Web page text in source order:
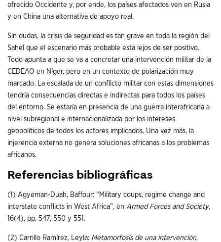
ofrecido Occidente y, por ende, los países afectados ven en Rusia
y en China una alternativa de apoyo real.
Sin dudas, la crisis de seguridad es tan grave en toda la región del
Sahel que el escenario más probable está lejos de ser positivo.
Todo apunta a que se va a concretar una intervención militar de la
CEDEAO en Níger, pero en un contexto de polarización muy
marcado. La escalada de un conflicto militar con estas dimensiones
tendría consecuencias directas e indirectas para todos los países
del entorno. Se estaría en presencia de una guerra interafricana a
nivel subregional e internacionalizada por los intereses
geopolíticos de todos los actores implicados. Una vez más, la
injerencia externa no genera soluciones africanas a los problemas
africanos.
Referencias bibliográficas
(1) Agyeman-Duah, Baffour: “Military coups, regime change and
interstate conflicts in West Africa”, en Armed Forces and Society,
16(4), pp. 547, 550 y 551.
(2) Carrillo Ramírez, Leyla: Metamorfosis de una intervención,